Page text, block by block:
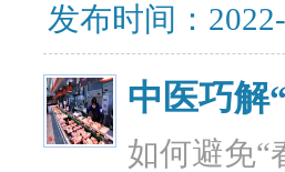
发布时间：
中医巧解
如何避免“